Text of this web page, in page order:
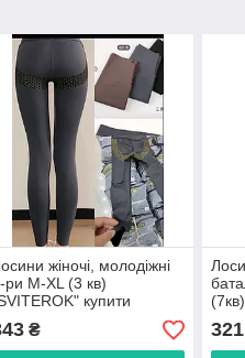
жіночі, молодіжні
ри M-XL (3 кв)
купити
₴ 321